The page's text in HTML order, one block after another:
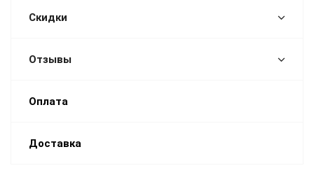
Скидки
Отзывы
Оплата
Доставка